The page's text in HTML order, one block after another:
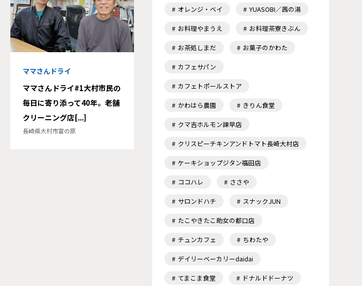
ママさんドライ
ママさんドライ#1大村市民の
毎日に寄り添って40年。老舗
クリーニング店[...]
長崎県大村市富の原
オレンジ・ベイ YUASOBI／茜の湯
お料理やまうえ お料理茶寮きぶん
お茶処しまだ お菓子のかわた
カフェサパン
カフェトポールストア
かわはら農園 きりん食堂
クマ吉ホルモン諫早店
クリスピーチキンアンドトマト長崎大村店
ケーキショップジタン福田店
ココハレ ささや
サロンドハチ スナックJUN
たこやきたこ助女の都口店
チュンカフェ ちわたや
デイリーベーカリーdaidai
てまこま食堂 ドナルドドーナツ